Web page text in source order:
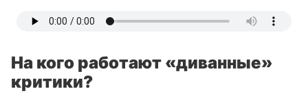
На кого работают «диванные»
критики?